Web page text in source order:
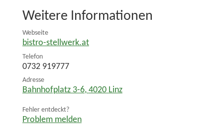
Weitere Informationen
Webseite
bistro-stellwerk.at
Telefon
0732 919777
Adresse
Bahnhofplatz 3-6, 4020 Linz
Fehler entdeckt?
Problem melden